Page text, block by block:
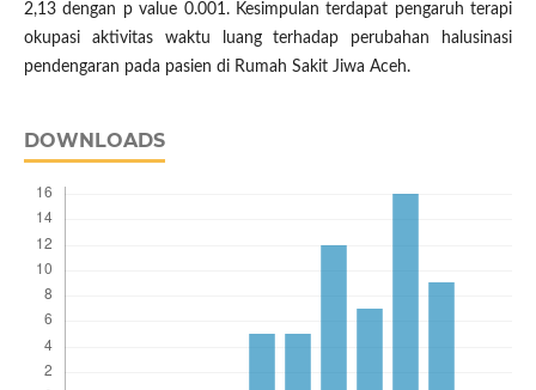
2,13 dengan p value 0.001. Kesimpulan terdapat pengaruh terapi
okupasi aktivitas waktu luang terhadap perubahan halusinasi
pendengaran pada pasien di Rumah Sakit Jiwa Aceh.
DOWNLOADS